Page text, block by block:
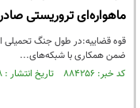
ماهواره‌ای تروریستی
قوه قضاییه:در طول جنگ تحمیلی
ضمن همکاری با شبکه‌های...
کد خبر: ۸۸۴۲۵۶ تاریخ انتشار : ۱۴۰۵/۰۱/۰۸